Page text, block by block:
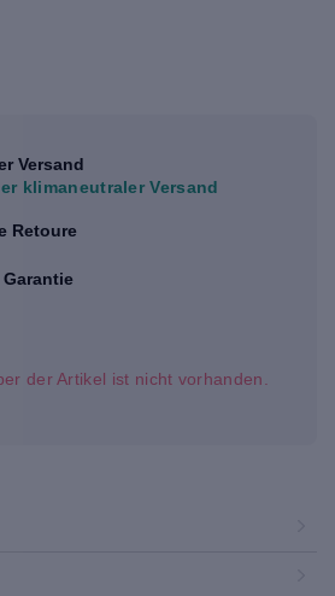
Versand
klimaneutraler Versand
Retoure
Garantie
der Artikel ist nicht vorhanden.